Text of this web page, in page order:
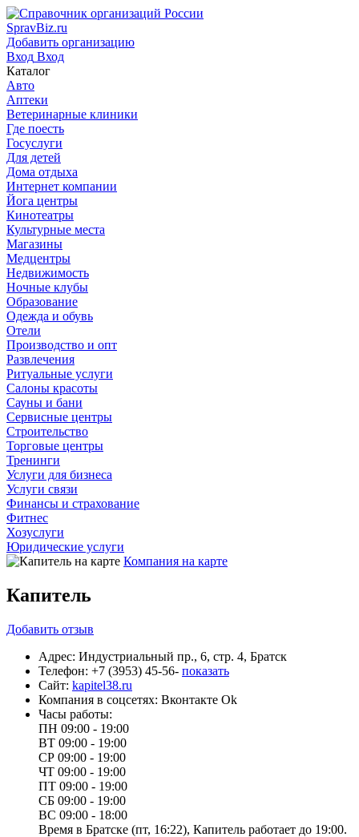
SpravBiz.ru
Добавить организацию
Вход Вход
Каталог
Авто
Аптеки
Ветеринарные клиники
Где поесть
Госуслуги
Для детей
Дома отдыха
Интернет компании
Йога центры
Кинотеатры
Культурные места
Магазины
Медцентры
Недвижимость
Ночные клубы
Образование
Одежда и обувь
Отели
Производство и опт
Развлечения
Ритуальные услуги
Салоны красоты
Сауны и бани
Сервисные центры
Строительство
Торговые центры
Тренинги
Услуги для бизнеса
Услуги связи
Финансы и страхование
Фитнес
Хозуслуги
Юридические услуги
Компания на карте
Капитель
Добавить отзыв
Адрес: Индустриальный пр., 6, стр. 4, Братск
Телефон: +7 (3953) 45-56- показать
Сайт: kapitel38.ru
Компания в соцсетях: Вконтакте Ok
Часы работы:
ПН 09:00 - 19:00
ВТ 09:00 - 19:00
СР 09:00 - 19:00
ЧТ 09:00 - 19:00
ПТ 09:00 - 19:00
СБ 09:00 - 19:00
ВС 09:00 - 18:00
Время в Братске (пт, 16:22), Капитель работает до 19:00.